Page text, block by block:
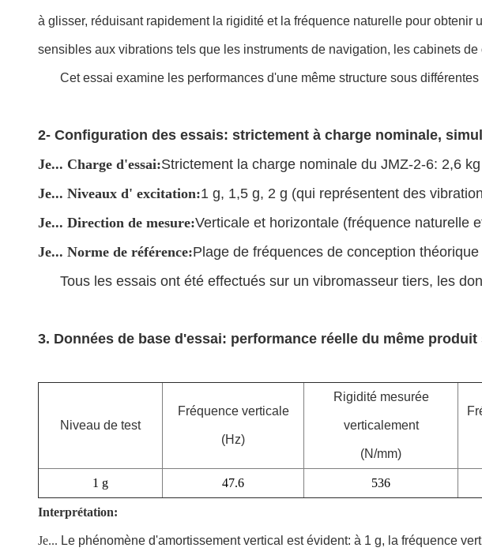
à glisser, réduisant rapidement la rigidité et la fréquence naturelle pour obtenir
sensibles aux vibrations tels que les instruments de navigation, les cabinets
Cet essai examine les performances d'une même structure sous
2- Configuration des essais: strictement à charge nominale,
Je... Charge d'essai:Strictement la charge nominale du JMZ-2-6: 2,6
Je... Niveaux d' excitation:1 g, 1,5 g, 2 g (qui représentent des
Je... Direction de mesure:Verticale et horizontale (fréquence naturelle
Je... Norme de référence:Plage de fréquences de conception
Tous les essais ont été effectués sur un vibromasseur tiers, les
3. Données de base d'essai: performance réelle du même
Niveau de test
Fréquence verticale
(Hz)
Rigidité mesurée
verticalement
(N/mm)
1 g 47.6 536
Interprétation:
Je... Le phénomène d'amortissement vertical est évident: à 1 g, la fréquence